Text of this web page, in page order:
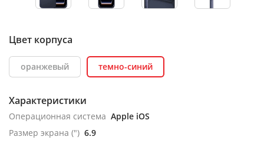
Цвет корпуса
оранжевый темно-синий
Характеристики
Операционная система Apple iOS
Размер экрана (") 6.9